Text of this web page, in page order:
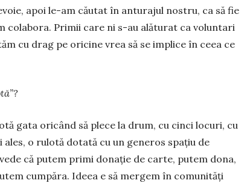
apoi le-am căutat în anturajul nostru, ca să fie
colabora. Primii care ni s-au alăturat ca voluntari
cu drag pe oricine vrea să se implice în ceea ce
gata oricând să plece la drum, cu cinci locuri, cu
o rulotă dotată cu un generos spațiu de
că putem primi donație de carte, putem dona,
cumpăra. Ideea e să mergem în comu­nități